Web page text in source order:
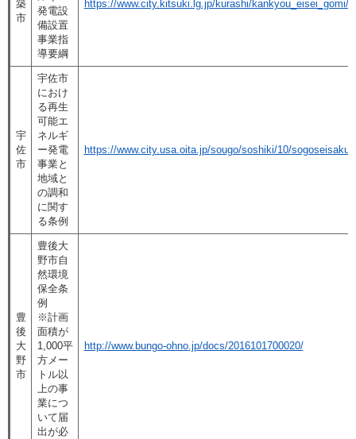
築
市
発電設
備設置
事業指
導要綱
https://www.city.kitsuki.lg.jp/kurashi/kankyou_eisei_gomi/
宇
佐
市
宇佐市
におけ
る再生
可能エ
ネルギ
ー発電
事業と
地域と
の調和
に関す
る条例
https://www.city.usa.oita.jp/sougo/soshiki/10/sogoseisaku/
豊
後
大
野
市
豊後大
野市自
然環境
保全条
例
※計画
面積が
1,000平
方メー
トル以
上の事
業につ
いて届
出が必
http://www.bungo-ohno.jp/docs/2016101700020/